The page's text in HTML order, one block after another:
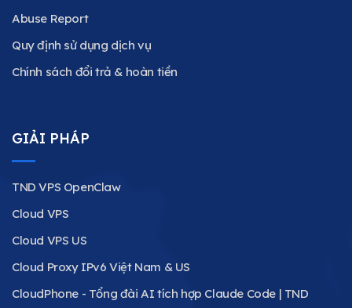
Abuse Report
Quy định sử dụng dịch vụ
Chính sách đổi trả & hoàn tiền
GIẢI PHÁP
TND VPS OpenClaw
Cloud VPS
Cloud VPS US
Cloud Proxy IPv6 Việt Nam & US
CloudPhone - Tổng đài AI tích hợp Claude Code | TND